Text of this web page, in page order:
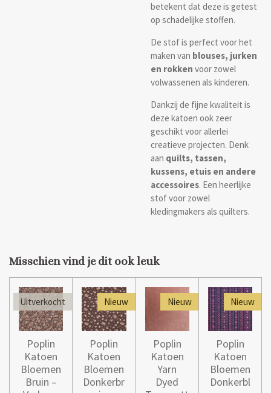
betekent dat deze is getest
op schadelijke stoffen.
De stof is perfect voor het
maken van blouses, jurken
en rokken voor zowel
volwassenen als kinderen.
Dankzij de fijne kwaliteit is
deze katoen ook zeer
geschikt voor allerlei
creatieve projecten. Denk
aan quilts, tassen,
kussens, etuis en andere
accessoires. Een heerlijke
stof voor zowel
kledingmakers als quilters.
Misschien vind je dit ook leuk
Uitverkocht
Poplin
Katoen
Bloemen
Bruin –
Nieuw
Poplin
Katoen
Bloemen
Donkerbr
Nieuw
Poplin
Katoen
Yarn
Dyed
Nieuw
Poplin
Katoen
Bloemen
Donkerbl